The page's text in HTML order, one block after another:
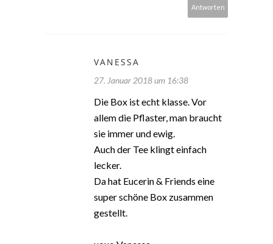
Antworten
VANESSA
27. Januar 2018 um 16:38
Die Box ist echt klasse. Vor
allem die Pflaster, man braucht
sie immer und ewig.
Auch der Tee klingt einfach
lecker.
Da hat Eucerin & Friends eine
super schöne Box zusammen
gestellt.